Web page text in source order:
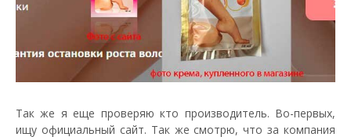
Так же я еще проверяю кто производитель. Во-первых,
ищу официальный сайт. Так же смотрю, что за компания